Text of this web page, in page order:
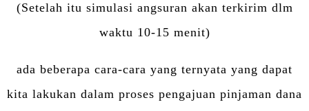
(Setelah itu simulasi angsuran akan terkirim dlm
waktu 10-15 menit)
ada beberapa cara-cara yang ternyata yang dapat
kita lakukan dalam proses pengajuan pinjaman dana